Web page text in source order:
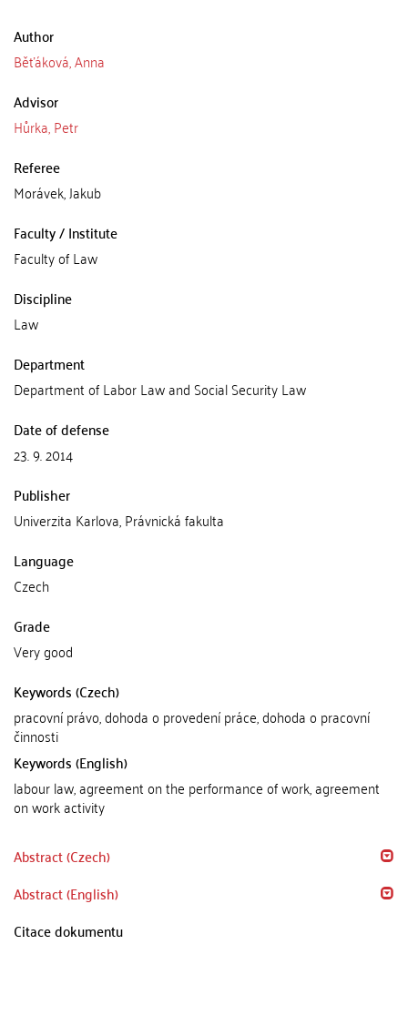
Author
Běťáková, Anna
Advisor
Hůrka, Petr
Referee
Morávek, Jakub
Faculty / Institute
Faculty of Law
Discipline
Law
Department
Department of Labor Law and Social Security Law
Date of defense
23. 9. 2014
Publisher
Univerzita Karlova, Právnická fakulta
Language
Czech
Grade
Very good
Keywords (Czech)
pracovní právo, dohoda o provedení práce, dohoda o pracovní
činnosti
Keywords (English)
labour law, agreement on the performance of work, agreement
on work activity
Abstract (Czech)
Abstract (English)
Citace dokumentu